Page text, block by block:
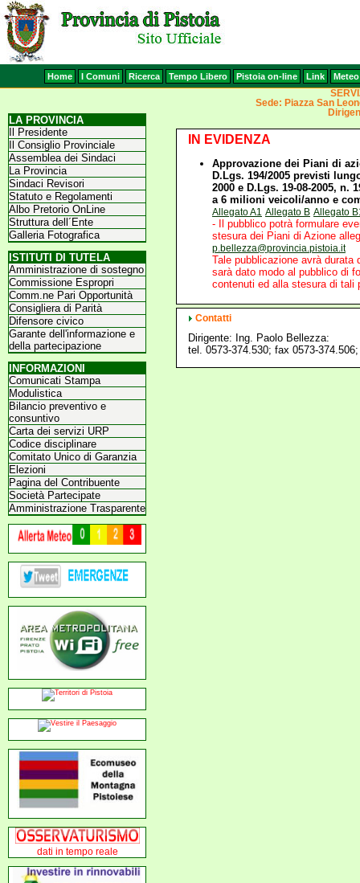
Home I Comuni Ricerca Tempo Libero Pistoia on-line Link Meteo
LA PROVINCIA
Il Presidente
Il Consiglio Provinciale
Assemblea dei Sindaci
La Provincia
Sindaci Revisori
Statuto e Regolamenti
Albo Pretorio OnLine
Struttura dell´Ente
Galleria Fotografica
ISTITUTI DI TUTELA
Amministrazione di sostegno
Commissione Espropri
Comm.ne Pari Opportunità
Consigliera di Parità
Difensore civico
Garante dell'informazione e
della partecipazione
INFORMAZIONI
Comunicati Stampa
Modulistica
Bilancio preventivo e
consuntivo
Carta dei servizi URP
Codice disciplinare
Comitato Unico di Garanzia
Elezioni
Pagina del Contribuente
Società Partecipate
Amministrazione Trasparente
dati in tempo reale
Sede: Piazza San
IN EVIDENZA
Approvazione dei Piani di
D.Lgs. 194/2005 previsti
2000 e D.Lgs. 19-08-2005,
a 6 milioni veicoli/anno e
Allegato A1 Allegato B Allegato
- Il pubblico potrà formulare
stesura dei Piani di Azione
p.bellezza@provincia.pistoia.it
Tale pubblicazione avrà
sarà dato modo al pubblico di
contenuti ed alla stesura di tali
Contatti
Dirigente: Ing. Paolo Bellezza:
tel. 0573-374.530; fax 0573-